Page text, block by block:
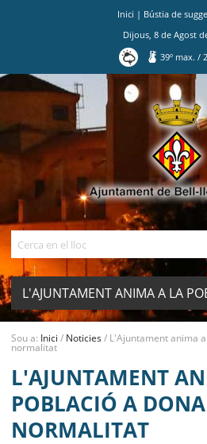
Inici | Bústia de
Dijous, 8de Agost
39º max./
L'AJUNTAMENT ANIMA A LA
A DONAR SANG AMB
MUNICIPI
SEU ELECTRÒNICA
Sou a: Inici / Noticies/ L'Ajuntament anima
normalitat
L'AJUNTAMENT
POBLACIÓ A
NORMALITAT